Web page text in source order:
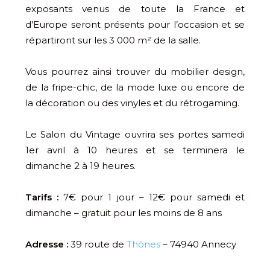
exposants venus de toute la France et
d’Europe seront présents pour l’occasion et se
répartiront sur les 3 000 m² de la salle.
Vous pourrez ainsi trouver du mobilier design,
de la fripe-chic, de la mode luxe ou encore de
la décoration ou des vinyles et du rétrogaming.
Le Salon du Vintage ouvrira ses portes samedi
1er avril à 10 heures et se terminera le
dimanche 2 à 19 heures.
Tarifs : 7€ pour 1 jour – 12€ pour samedi et
dimanche – gratuit pour les moins de 8 ans
Adresse : 39 route de Thônes – 74940 Annecy